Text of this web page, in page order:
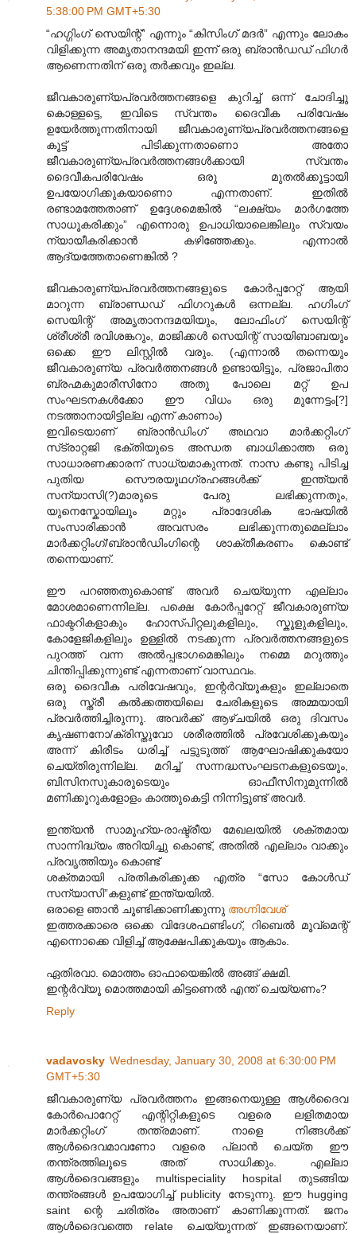
5:38:00 PM GMT+5:30
“ഹഗ്ഗിംഗ് സെയിന്റ്” എന്നും “കിസിംഗ് മദര്‍” എന്നും ലോകം
വിളിക്കുന്ന അമൃതാനന്ദമയി ഇന്ന് ഒരു ബ്രാന്‍ഡഡ് ഫിഗര്‍
ആണെന്നതിന് ഒരു തര്‍ക്കവും ഇല്ല.
ജീവകാരുണ്യപ്രവര്‍ത്തനങ്ങളെ കുറിച്ച് ഒന്ന് ചോദിച്ചു
കൊള്ളട്ടെ, ഇവിടെ സ്വന്തം ദൈവീക പരിവേഷം
ഉയേര്‍ത്തുന്നതിനായി ജീവകാരുണ്യപ്രവര്‍ത്തനങ്ങളെ
കൂട്ട് പിടിക്കുന്നതാണൊ അതോ
ജീവകാരുണ്യപ്രവര്‍ത്തനങ്ങള്‍ക്കായി സ്വന്തം
ദൈവീകപരിവേഷം ഒരു മുതല്‍ക്കൂട്ടായി
ഉപയോഗിക്കുകയാണൊ എന്നതാണ്. ഇതില്‍
രണ്ടാമത്തേതാണ് ഉദ്ദേശമെങ്കില്‍ “ലക്ഷ്യം മാര്‍ഗത്തേ
സാധൂകരിക്കും” എന്നൊരു ഉപാധിയാലെങ്കിലും സ്വയം
ന്യായീകരിക്കാന്‍ കഴിഞ്ഞേക്കും. എന്നാല്‍
ആദ്യത്തേതാണെങ്കില്‍ ?
ജീവകാരുണ്യപ്രവര്‍ത്തനങ്ങളുടെ കോര്‍പ്പറേറ്റ് ആയി
മാറുന്ന ബ്രാണ്ഡഡ് ഫിഗറുകള്‍ ഒന്നല്ല. ഹഗിംഗ്
സെയിന്റ് അമൃതാനന്ദമയിയും, ലോഫിംഗ് സെയിന്റ്
ശ്രീശ്രീ രവിശങ്കറും, മാജിക്കള്‍ സെയിന്റ് സായിബാബയും
ഒക്കെ ഈ ലിസ്റ്റില്‍ വരും. (എന്നാല്‍ തന്നെയും
ജീവകാരുണ്യ പ്രവര്‍ത്തനങ്ങള്‍ ഉണ്ടായിട്ടും, പ്രജാപിതാ
ബ്രഹ്മകുമാരീസിനോ അതു പോലെ മറ്റ് ഉപ
സംഘടനകള്‍ക്കോ ഈ വിധം ഒരു മുന്നേട്ടം[?]
നടത്താനായിട്ടില്ല എന്ന് കാണാം)
ഇവിടെയാണ് ബ്രാന്‍ഡിംഗ് അഥവാ മാര്‍ക്കറ്റിംഗ്
സ്‌ട്രാറ്റജി ഭക്തിയുടെ അന്ധത ബാധിക്കാത്ത ഒരു
സാധാരണക്കാരന് സാധ്യമാകുന്നത്. നാസ കണ്ടു പിടിച്ച
പുതിയ സൌരയൂഥഗ്രഹങ്ങള്‍ക്ക് ഇന്ത്യന്‍
സന്യാസി(?)മാരുടെ പേരു ലഭിക്കുന്നതും,
യുനെസ്കോയിലും മറ്റും പ്രാദേശിക ഭാഷയില്‍
സംസാരിക്കാന്‍ അവസരം ലഭിക്കുന്നതുമെല്ലാം
മാര്‍ക്കറ്റിംഗ്/ബ്രാന്‍ഡിംഗിന്റെ ശാക്തീകരണം കൊണ്ട്
തന്നെയാണ്.
ഈ പറഞ്ഞതുകൊണ്ട് അവര്‍ ചെയ്യുന്ന എല്ലാം
മോശമാണെന്നില്ല. പക്ഷെ കോര്‍പ്പറേറ്റ് ജീവകാരുണ്യ
ഫാക്ടറികളാകും ഹോസ്പിറ്റലുകളിലും, സ്കൂളുകളിലും,
കോളേജികളിലും ഉള്ളില്‍ നടക്കുന്ന പ്രവര്‍ത്തനങ്ങളുടെ
പുറത്ത് വന്ന അല്‍പ്പഭാഗമെങ്കിലും നമ്മെ മറുത്തും
ചിന്തിപ്പിക്കുന്നുണ്ട് എന്നതാണ് വാസ്ഥവം.
ഒരു ദൈവീക പരിവേഷവും, ഇന്റര്‍വ്യൂകളും ഇല്ലാതെ
ഒരു സ്ത്രീ കല്‍ക്കത്തയിലെ ചേരികളുടെ അമ്മയായി
പ്രവര്‍ത്തിച്ചിരുന്നു. അവര്‍ക്ക് ആഴ്ചയില്‍ ഒരു ദിവസം
കൃഷണനോ/ക്രിസ്തുവോ ശരീരത്തില്‍ പ്രവേശിക്കുകയും
അന്ന് കിരീടം ധരിച്ച് പട്ടുടുത്ത് ആഘോഷിക്കുകയോ
ചെയ്തിരുന്നില്ല. മറിച്ച് സന്നദ്ധസംഘടനകളുടെയും,
ബിസിനസുകാരുടെയും ഓഫീസിനുമുന്നില്‍
മണിക്കൂറുകളോളം കാത്തുകെട്ടി നിന്നിട്ടുണ്ട് അവര്‍.
ഇന്ത്യന്‍ സാമൂഹ്യ-രാഷ്ട്രീയ മേഖലയില്‍ ശക്തമായ
സാന്നിദ്ധ്യം അറിയിച്ചു കൊണ്ട്, അതില്‍ എല്ലാം വാക്കും
പ്രവൃത്തിയും കൊണ്ട്
ശക്തമായി പ്രതികരിക്കുക്ക എത്ര “സോ കോള്‍ഡ്
സന്യാസി”കളുണ്ട് ഇന്ത്യയില്‍.
ഒരാളെ ഞാന്‍ ചൂണ്ടിക്കാണിക്കുന്നു അഗ്നിവേശ്
ഇത്തരക്കാരെ ഒക്കെ വിദേശഫണ്ടിംഗ്, റിബെല്‍ മൂവ്മെന്റ്
എന്നൊക്കെ വിളിച്ച് ആക്ഷേപിക്കുകയും ആകാം.
ഏതിരവാ. മൊത്തം ഓഫായെങ്കില്‍ അങ്ങ് ക്ഷമി.
ഇന്റര്‍വ്യൂ മൊത്തമായി കിട്ടണെല്‍ എന്ത് ചെയ്യണം?
Reply
vadavosky Wednesday, January 30, 2008 at 6:30:00 PM
GMT+5:30
ജീവകാരുണ്യ പ്രവര്‍ത്തനം ഇങ്ങനെയുള്ള ആള്‍ദൈവ
കോര്‍പൊറേറ്റ്‌ എന്റിറ്റികളുടെ വളരെ ലളിതമായ
മാര്‍ക്കറ്റിംഗ്‌ തന്ത്രമാണ്‌. നാളെ നിങ്ങള്‍ക്ക്‌
ആള്‍ദൈവമാവണോ വളരെ പ്ലാന്‍ ചെയ്ത ഈ
തന്ത്രത്തിലൂടെ അത്‌ സാധിക്കും. എല്ലാ
ആള്‍ദൈവങ്ങളും multispeciality hospital തുടങ്ങിയ
തന്ത്രങ്ങള്‍ ഉപയോഗിച്ച്‌ publicity നേടുന്നു. ഈ hugging
saint ന്റെ ചരിത്രം അതാണ്‌ കാണിക്കുന്നത്‌. ജനം
ആള്‍ദൈവത്തെ relate ചെയ്യുന്നത്‌ ഇങ്ങനെയാണ്‌.